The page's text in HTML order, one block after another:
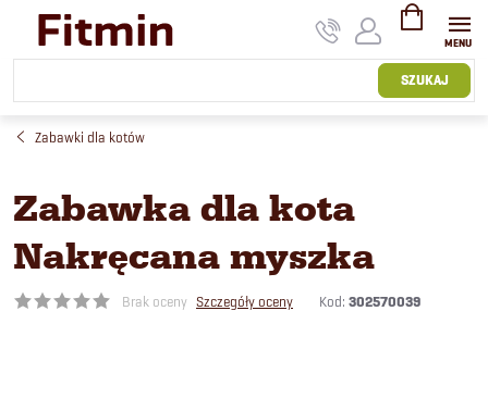
treści
SZUKAJ
KOSZYK
Zabawki dla kotów
Zabawka dla kota
Nakręcana myszka
Brak oceny Szczegóły oceny Kod: 302570039